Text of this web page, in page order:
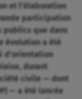
et l’élaboration
participation
publics que dans
évolution a été
d’orientation
durant
civile — dont
— a été lancée